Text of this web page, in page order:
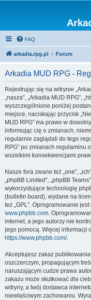
FAQ
arkadia.rpg.pl Forum
Arkadia MUD RPG -
Rejestrując się na witrynie
„nasza”, „Arkadia MUD RPG”,
wyszczególnione poniżej
miejsce, naciskając przycisk
MUD RPG” ma prawo w
informując cię o zmianach,
regularnie zaglądali do tego
RPG” po zmianach regulaminu
wszelkimi konsekwencjami
Nasze fora zwane też „one”,
„phpBB Limited”, „phpBB
wykorzystujące technologię
(bulletin board), wydane na
też „GPL”. Oprogramowanie
www.phpbb.com.
internet, a jego autorzy nie
jego pomocą. Więcej informacji
https://www.phpbb.com/.
Akceptujesz zakaz
oszczerczym, propagującym
naruszającym cudze prawa
zakazu może skutkować dla
witryny, a twój dostawca
niewłaściwym zachowaniu.